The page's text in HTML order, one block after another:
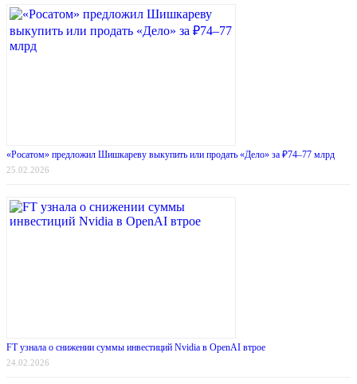
«Росатом» предложил Шишкареву выкупить или продать «Дело» за ₽74–77 млрд
25.02.2026
FT узнала о снижении суммы инвестиций Nvidia в OpenAI втрое
24.02.2026